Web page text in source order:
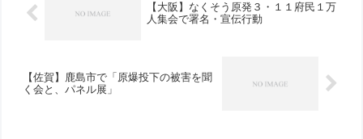
【大阪】なくそう原発３・１１府民１万
人集会で署名・宣伝行動
【佐賀】鹿島市で「原爆投下の被害を聞
く会と、パネル展」